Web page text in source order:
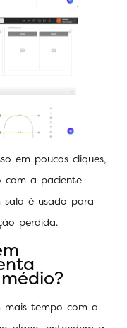
em poucos cliques,
com a paciente
sala é usado para
perdida.
mais tempo com a